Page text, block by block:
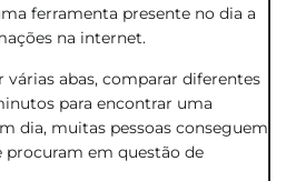
ferramenta presente no dia a
na internet.
abas, comparar diferentes
para encontrar uma
dia, muitas pessoas conseguem
em questão de